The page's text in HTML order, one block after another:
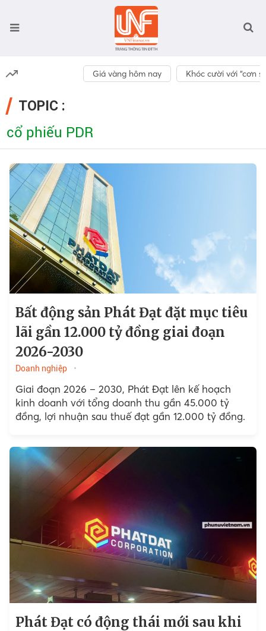
Giá vàng hôm nay Khóc cười với “cơn
TOPIC :
cổ phiếu PDR
Bất động sản Phát Đạt đặt mục tiêu
lãi gần 12.000 tỷ đồng giai đoạn
2026-2030
Doanh nghiệp
Giai đoạn 2026 – 2030, Phát Đạt lên kế hoạch
kinh doanh với tổng doanh thu gần 45.000 tỷ
đồng, lợi nhuận sau thuế đạt gần 12.000 tỷ đồng.
Phát Đạt có động thái mới sau khi